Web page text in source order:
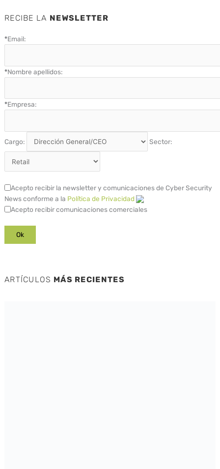
RECIBE LA NEWSLETTER
*Email:
*Nombre apellidos:
*Empresa:
Cargo: Sector:
Acepto recibir la newsletter y comunicaciones de Cyber Security
News conforme a la Política de Privacidad
Acepto recibir comunicaciones comerciales
ARTÍCULOS MÁS RECIENTES